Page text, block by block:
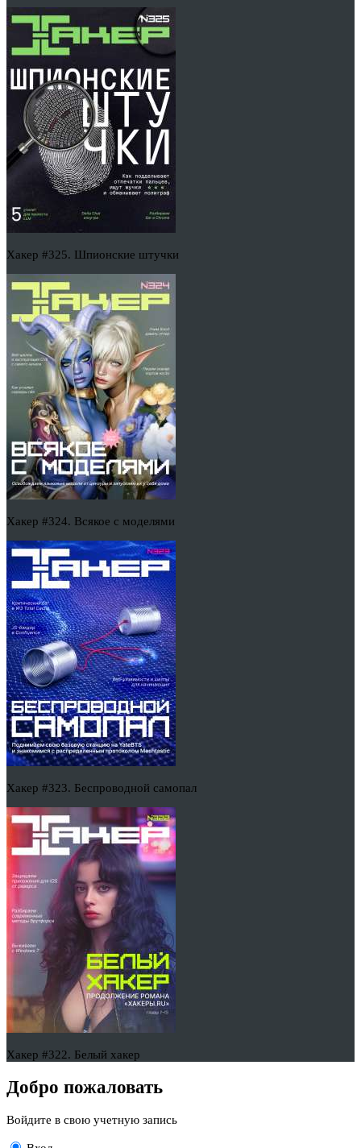
Хакер #325. Шпионские штучки
Хакер #324. Всякое с моделями
Хакер #323. Беспроводной самопал
Хакер #322. Белый хакер
Добро пожаловать
Войдите в свою учетную запись